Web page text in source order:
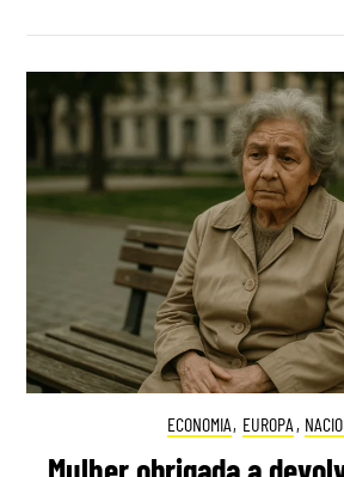
ECONOMIA, EUROPA ,